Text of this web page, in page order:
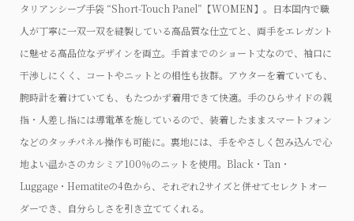
タリアンシープ手袋 “Short-Touch Panel”【WOMEN】。日本国内で職
人が丁寧に一双一双を縫製している高品質な仕立てと、両手をエレガント
に魅せる高品位なデザインを両立。手首までのショート丈なので、袖口に
干渉しにくく、コートやニットとの相性も抜群。アウターを着ていても、
腕時計を着けていても、もたつかず着用できて快適。手のひらサイドの親
指・人差し指には導電革を施しているので、装着したままスマートフォン
などのタッチパネル操作も可能に。裏地には、手をやさしく包み込んで心
地よい温かさのカシミア100％のニットを使用。Black・Tan・
Luggage・Hematiteの4色から、それぞれ2サイズと併せてセレクトオー
ダーでき、自分らしさを引き立ててくれる。